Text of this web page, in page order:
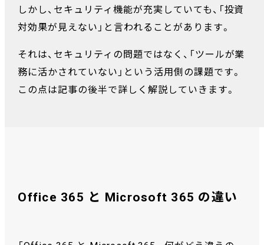
しかし、セキュリティ機能が充実していても、「投資
対効果が見えない」と言われることがあります。
それは、セキュリティの問題ではなく、「ツールが業
務に活かされていない」という活用側の課題です。
この点は記事の後半で詳しく解説していきます。
Office 365 と Microsoft 365 の違い